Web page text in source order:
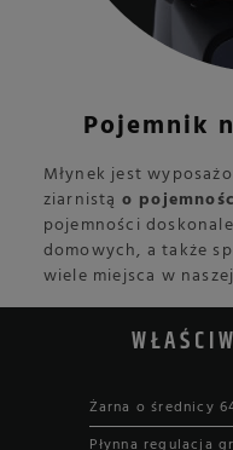
Pojemnik
Młynek jest
ziarnistą o
pojemności
domowych, a także
wiele miejsca w
Żarna o średnicy
Płynna regulacja